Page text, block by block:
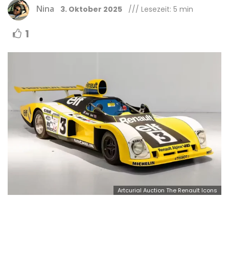
Nina 3. Oktober 2025 /// Lesezeit: 5 min
1
Artcurial Auction The Renault Icons